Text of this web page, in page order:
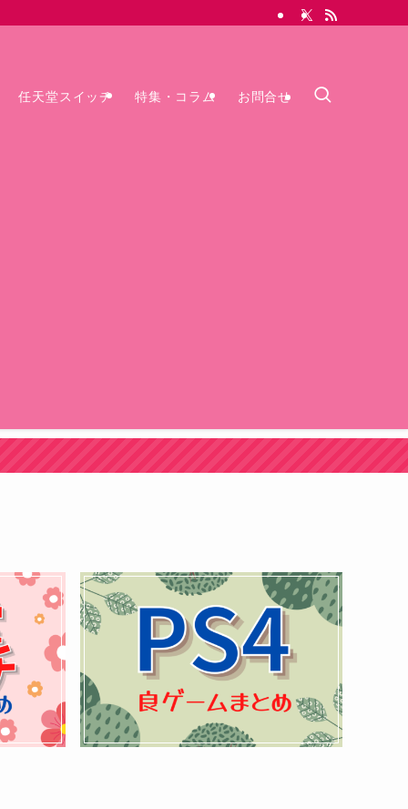
任天堂スイッチ 特集・コラム お問合せ